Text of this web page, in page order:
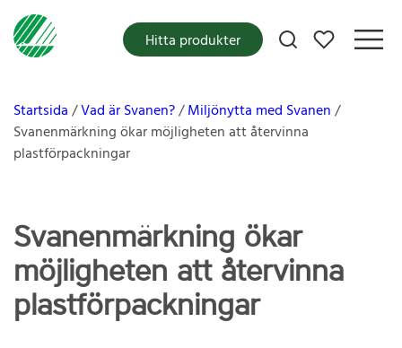
Mina favoriter
Hitta produkter
Startsida Vad är Svanen? Miljönytta med Svanen
Svanenmärkning ökar möjligheten att återvinna
plastförpackningar
Svanenmärkning ökar
möjligheten att återvinna
plastförpackningar